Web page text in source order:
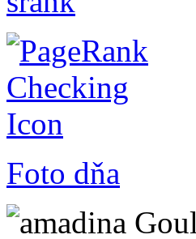
Foto dňa